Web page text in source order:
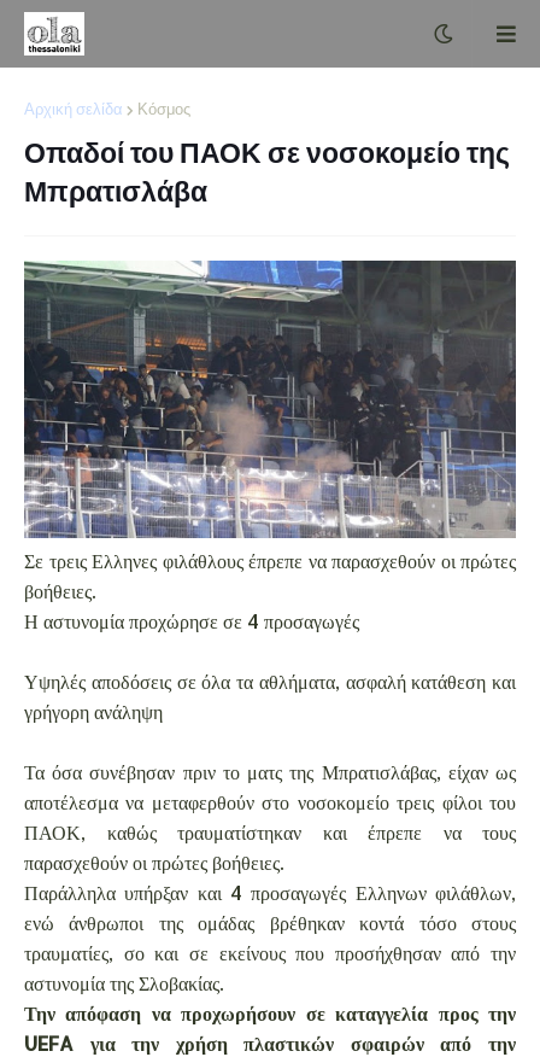
Αρχική σελίδα Κόσμος
Οπαδοί του ΠΑΟΚ σε νοσοκομείο της
Μπρατισλάβα
Σε τρεις Ελληνες φιλάθλους έπρεπε να παρασχεθούν οι πρώτες
βοήθειες.
Η αστυνομία προχώρησε σε 4 προσαγωγές
Υψηλές αποδόσεις σε όλα τα αθλήματα, ασφαλή κατάθεση και
γρήγορη ανάληψη
Τα όσα συνέβησαν πριν το ματς της Μπρατισλάβας, είχαν ως
αποτέλεσμα να μεταφερθούν στο νοσοκομείο τρεις φίλοι του
ΠΑΟΚ, καθώς τραυματίστηκαν και έπρεπε να τους
παρασχεθούν οι πρώτες βοήθειες.
Παράλληλα υπήρξαν και 4 προσαγωγές Ελληνων φιλάθλων,
ενώ άνθρωποι της ομάδας βρέθηκαν κοντά τόσο στους
τραυματίες, σο και σε εκείνους που προσήχθησαν από την
αστυνομία της Σλοβακίας.
Την απόφαση να προχωρήσουν σε καταγγελία προς την
UEFA για την χρήση πλαστικών σφαιρών από την